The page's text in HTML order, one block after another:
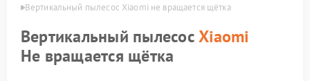
Вертикальный пылесос Xiaomi не вращается щётка
Вертикальный пылесосXiaomi
Не вращается щётка